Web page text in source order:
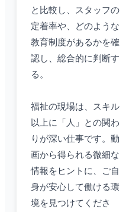
と比較し、スタッフの
定着率や、どのような
教育制度があるかを確
認し、総合的に判断す
る。
福祉の現場は、スキル
以上に「人」との関わ
りが深い仕事です。動
画から得られる微細な
情報をヒントに、ご自
身が安心して働ける環
境を見つけてくださ